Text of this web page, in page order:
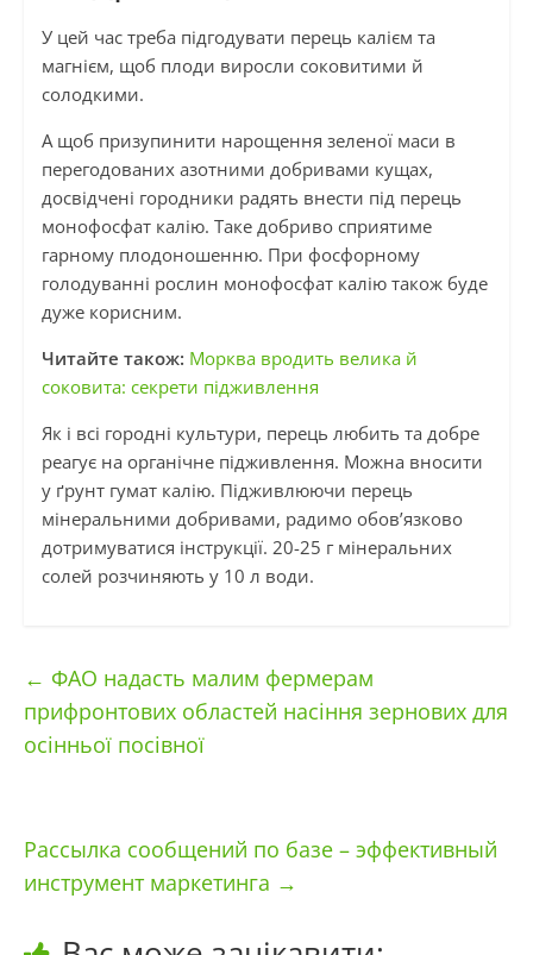
У цей час треба підгодувати перець калієм та
магнієм, щоб плоди виросли соковитими й
солодкими.
А щоб призупинити нарощення зеленої маси в
перегодованих азотними добривами кущах,
досвідчені городники радять внести під перець
монофосфат калію. Таке добриво сприятиме
гарному плодоношенню. При фосфорному
голодуванні рослин монофосфат калію також буде
дуже корисним.
Читайте також: Морква вродить велика й
соковита: секрети підживлення
Як і всі городні культури, перець любить та добре
реагує на органічне підживлення. Можна вносити
у ґрунт гумат калію. Підживлюючи перець
мінеральними добривами, радимо обов’язково
дотримуватися інструкції. 20-25 г мінеральних
солей розчиняють у 10 л води.
← ФАО надасть малим фермерам
прифронтових областей насіння зернових для
осінньої посівної
Рассылка сообщений по базе – эффективный
инструмент маркетинга →